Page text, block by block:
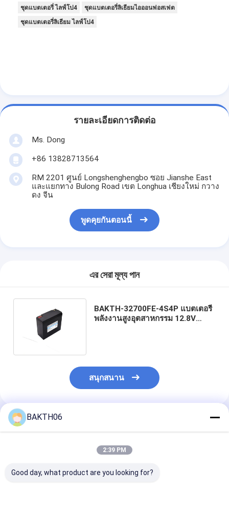
ชุดแบตเตอรี่ ไลฟ์โป4
ชุดแบตเตอรี่ลิเธียมไอออนฟอสเฟต
ชุดแบตเตอรี่ลิเธียม ไลฟ์โป4
รายละเอียดการติดต่อ
Ms. Dong
+86 13828713564
RM 2201 ศูนย์ Longshenghengbo ซอย Jianshe East
และแยกทาง Bulong Road เขต Longhua เชียงใหม่ กวาง
ดง จีน
พูดคุยกันตอนนี้
এর সেরা মূল্য পান
BAKTH-32700FE-4S4P แบตเตอรี่
พลังงานสูงอุตสาหกรรม 12.8V
สนุกสนาน
แนะนำผลิตภัณฑ์
BAKTH06
2:39 PM
Good day, what product are you looking for?